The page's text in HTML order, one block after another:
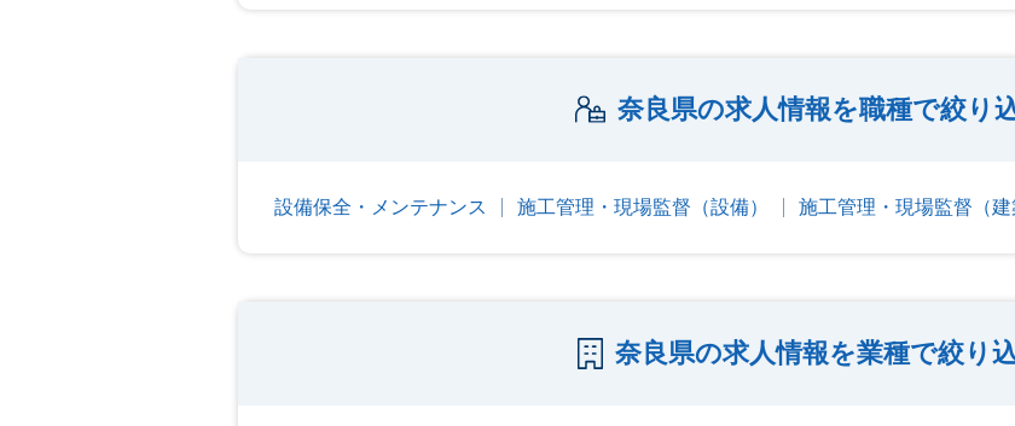
奈良県の求人情報を職種で絞り
設備保全・メンテナンス 施工管理・現場監督（設備） 施工管理・現場監督（建
奈良県の求人情報を業種で絞り